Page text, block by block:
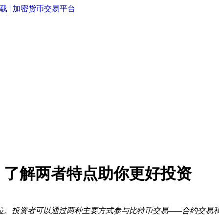
解两者特点助你更好投资
投资者可以通过两种主要方式参与比特币交易——合约交易